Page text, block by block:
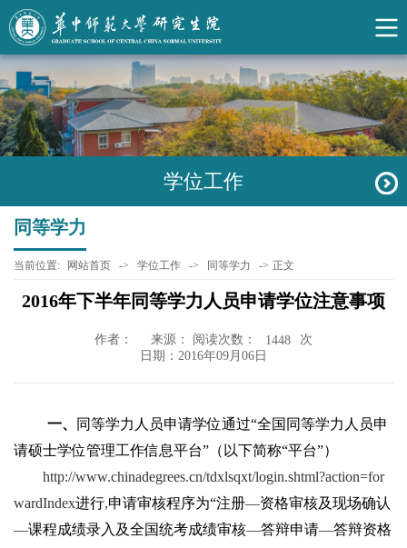
学位工作
同等学力
当前位置: 网站首页 -> 学位工作 -> 同等学力 -> 正文
2016年下半年同等学力人员申请学位注意事项
作者： 来源： 阅读次数： 1448
次
日期：2016年09月06日
一、
同等学力人员申请学位通过“全国同等学力人员申
请硕士学位管理工作信息平台”（以下简称“平台”）
http://www.chinadegrees.cn/tdxlsqxt/login.shtml?action=for
wardIndex进行,申请审核程序为“注册—资格审核及现场确认
—课程成绩录入及全国统考成绩审核—答辩申请—答辩资格